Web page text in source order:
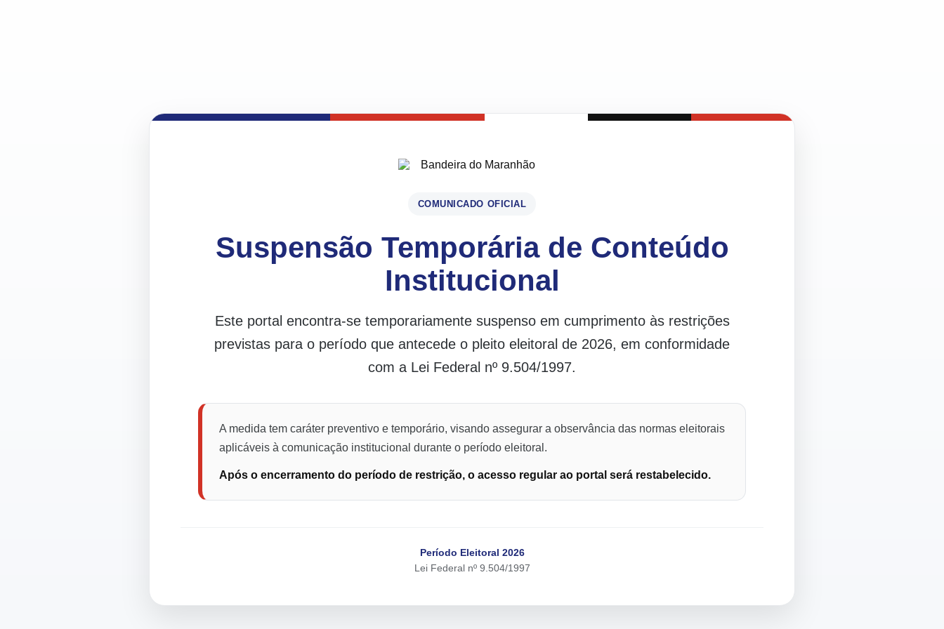
COMUNICADO OFICIAL
Suspensão Temporária de Conteúdo
Institucional
Este portal encontra-se temporariamente suspenso em cumprimento às restrições
previstas para o período que antecede o pleito eleitoral de 2026, em conformidade
com a Lei Federal nº 9.504/1997.
A medida tem caráter preventivo e temporário, visando assegurar a observância das normas eleitorais
aplicáveis à comunicação institucional durante o período eleitoral.
Após o encerramento do período de restrição, o acesso regular ao portal será restabelecido.
Período Eleitoral 2026
Lei Federal nº 9.504/1997